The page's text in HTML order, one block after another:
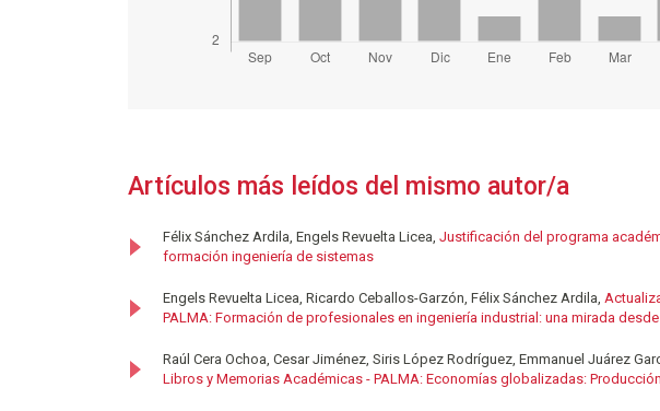
Artículos más leídos del mismo autor/a
Félix Sánchez Ardila, Engels Revuelta Licea, Justificación del programa
formación ingeniería de sistemas
Engels Revuelta Licea, Ricardo Ceballos-Garzón, Félix Sánchez Ardila,
PALMA: Formación de profesionales en ingeniería industrial: una mirada
Raúl Cera Ochoa, Cesar Jiménez, Siris López Rodríguez, Emmanuel Juárez
Libros y Memorias Académicas - PALMA: Economías globalizadas: